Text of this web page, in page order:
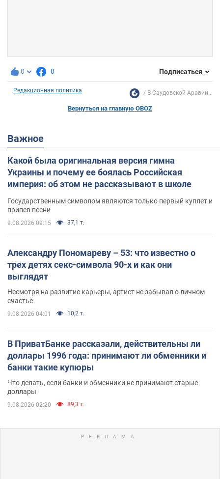
0 0 Подписаться
Редакционная политика В Саудовской Аравии...
Вернуться на главную OBOZ
Важное
Какой была оригинальная версия гимна
Украины и почему ее боялась Российская
империя: об этом не рассказывают в школе
Государственным символом являются только первый куплет и
припев песни
9.08.2026 09:15 37,1 т.
Александру Пономареву – 53: что известно о
трех детях секс-символа 90-х и как они
выглядят
Несмотря на развитие карьеры, артист не забывал о личном
счастье
9.08.2026 04:01 10,2 т.
В ПриватБанке рассказали, действительны ли
доллары 1996 года: принимают ли обменники и
банки такие купюры
Что делать, если банки и обменники не принимают старые
доллары
9.08.2026 02:20 89,3 т.